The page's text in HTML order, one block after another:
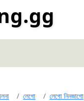
লেগো
লেগো নিনজাগো